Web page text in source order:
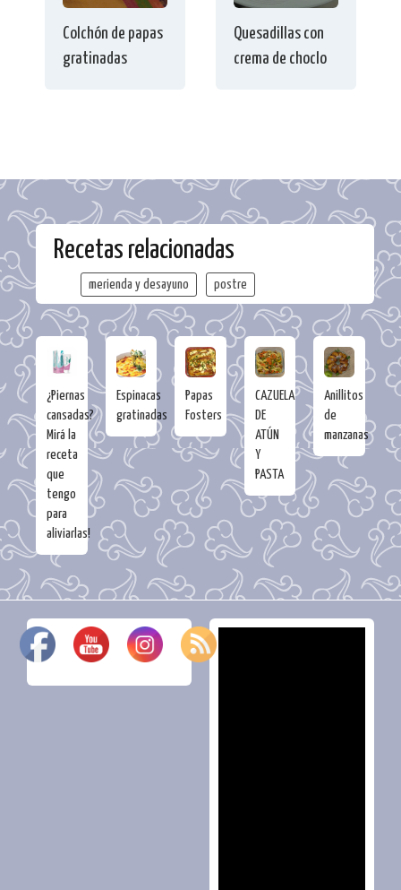
Colchón de papas
gratinadas
Quesadillas con
crema de choclo
Recetas relacionadas
merienda y desayuno postre
¿Piernas
cansadas?
Mirá la
receta
que
tengo
para
aliviarlas!
Espinacas
gratinadas
Papas
Fosters
CAZUELA
DE
ATÚN
Y
PASTA
Anillitos
de
manzanas